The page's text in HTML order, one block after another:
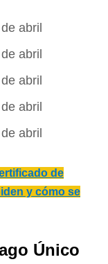
abril
abril
abril
abril
abril
de
y cómo se
Único